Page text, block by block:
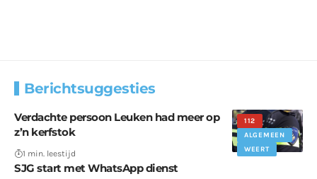
Berichtsuggesties
112
ALGEMEEN
WEERT
Verdachte persoon Leuken had meer op
z’n kerfstok
1 min. leestijd
SJG start met WhatsApp dienst